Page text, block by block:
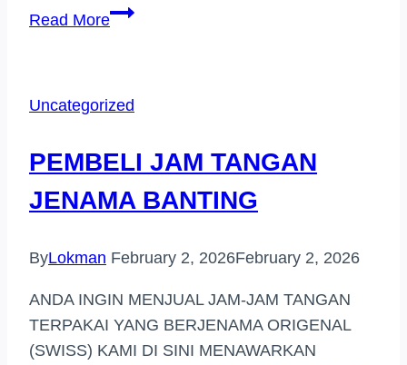
Read MoreBELI
HARGA
RAWANG
Uncategorized
PEMBELI JAM TANGAN
JENAMA BANTING
ByLokman February 2, 2026February 2, 2026
ANDA INGIN MENJUAL JAM-JAM TANGAN
TERPAKAI YANG BERJENAMA ORIGENAL
(SWISS) KAMI DI SINI MENAWARKAN